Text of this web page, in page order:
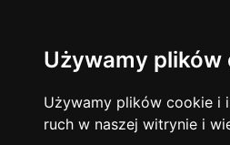
Używamy plików
Używamy plików cookie i
ruch w naszej witrynie i
zakres nauczania
Szkoła podstawowa
Gimnazjum